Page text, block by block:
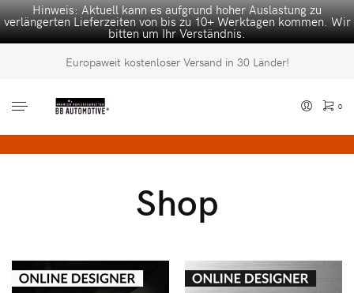
Hinweis: Aktuell kann es aufgrund hoher Auslastung zu
verlängerten Lieferzeiten von bis zu 10+ Werktagen kommen. Wir
bitten um Ihr Verständnis.
Europaweit kostenloser Versand in 30 Länder!
0
Shop